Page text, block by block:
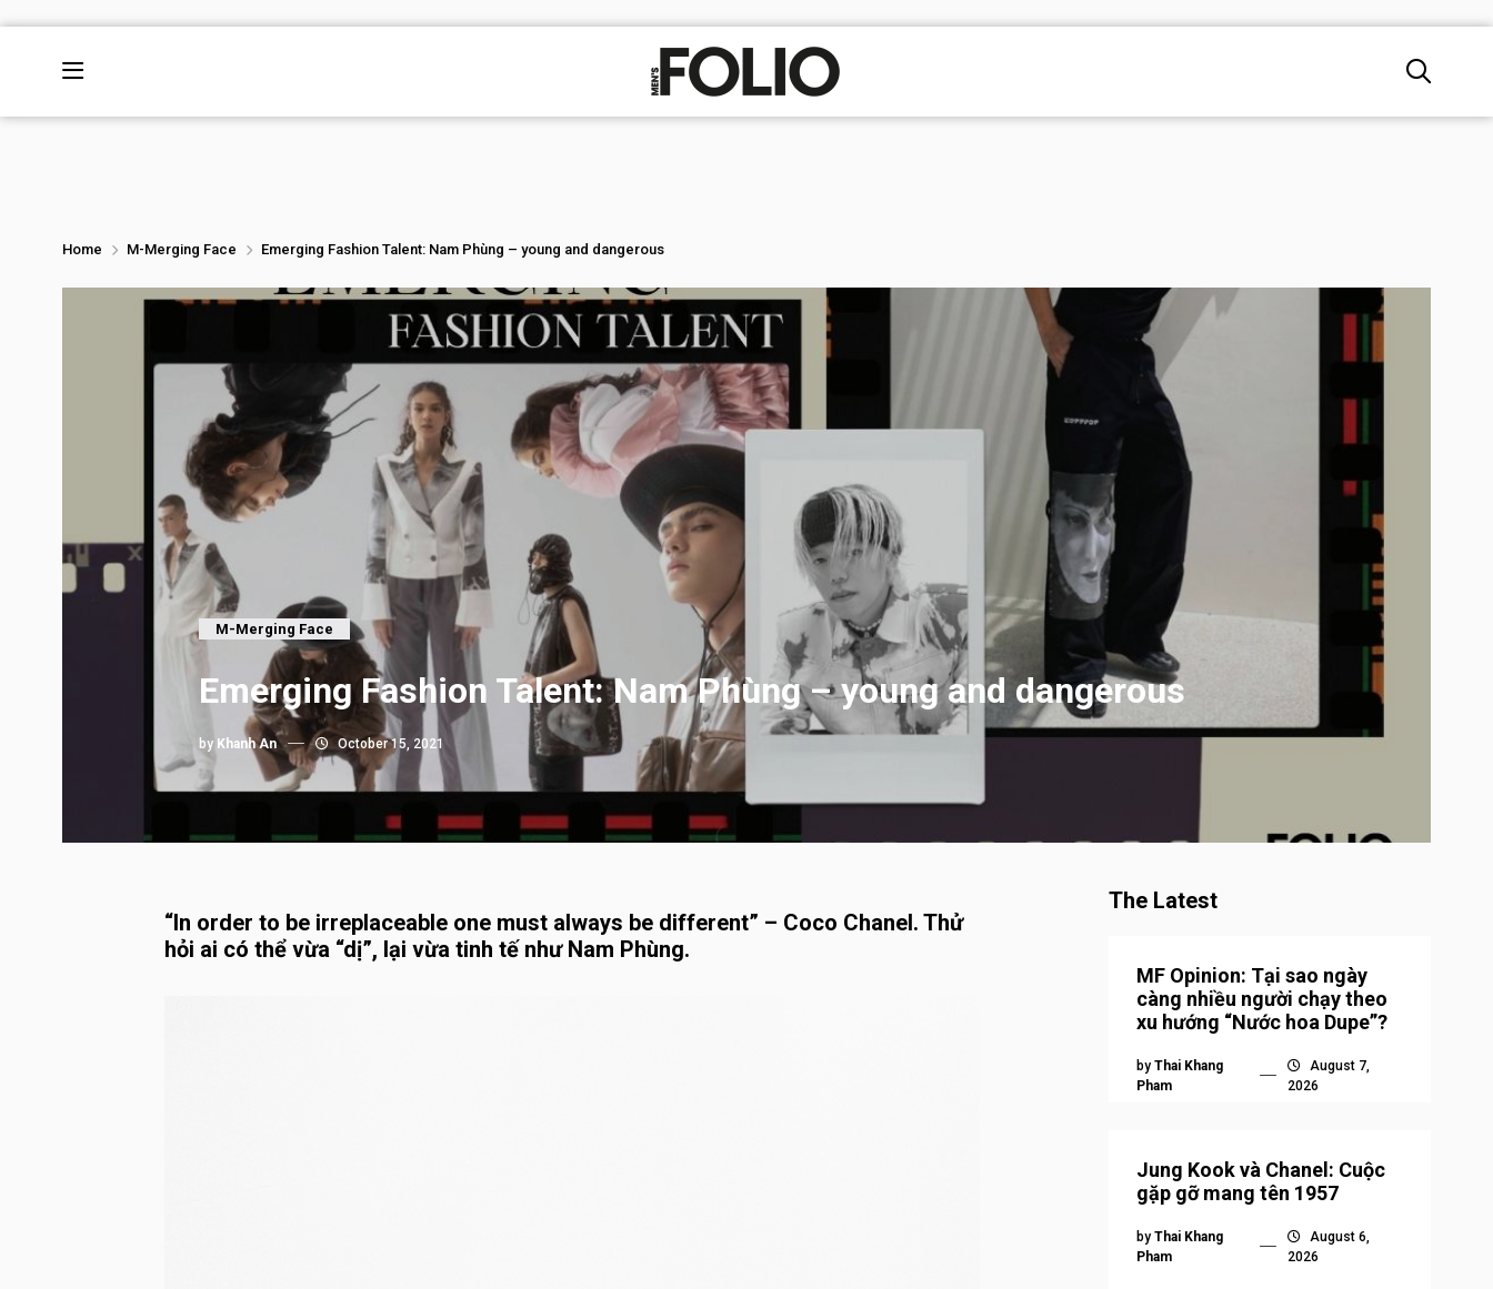
Home M-Merging Face Emerging Fashion Talent: Nam Phùng – young and dangerous
M-Merging Face
Emerging Fashion Talent: Nam Phùng – young and dangerous
by Khanh An October 15, 2021
“In order to be irreplaceable one must always be different” – Coco Chanel. Thử
hỏi ai có thể vừa “dị”, lại vừa tinh tế như Nam Phùng.
The Latest
MF Opinion: Tại sao ngày
càng nhiều người chạy theo
xu hướng “Nước hoa Dupe”?
by Thai Khang
Pham
August 7,
2026
Jung Kook và Chanel: Cuộc
gặp gỡ mang tên 1957
by Thai Khang
Pham
August 6,
2026